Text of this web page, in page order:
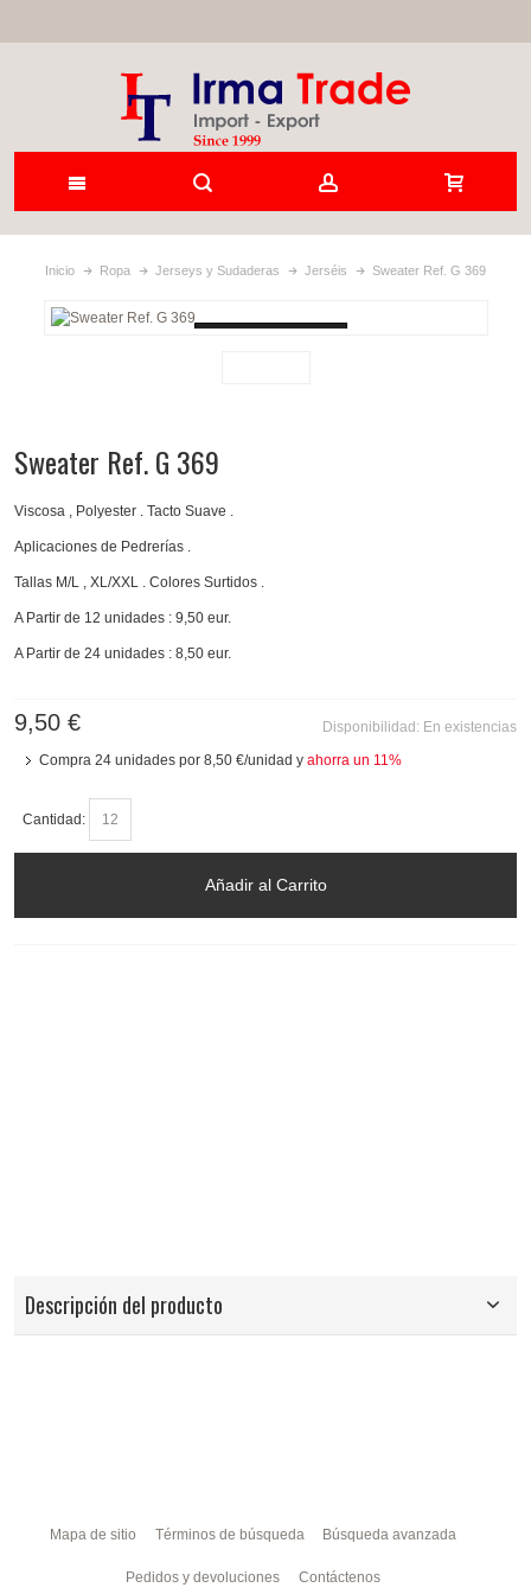
Inicio Ropa Jerseys y Sudaderas Jerséis Sweater Ref. G 369
Sweater Ref. G 369
Viscosa , Polyester . Tacto Suave .
Aplicaciones de Pedrerías .
Tallas M/L , XL/XXL . Colores Surtidos .
A Partir de 12 unidades : 9,50 eur.
A Partir de 24 unidades : 8,50 eur.
Disponibilidad: En existencias
9,50 €
Compra 24 unidades por 8,50 €/unidad y ahorra un 11 %
Cantidad:
Añadir al Carrito
Descripción del producto
Mapa de sitio Términos de búsqueda Búsqueda avanzada
Pedidos y devoluciones Contáctenos